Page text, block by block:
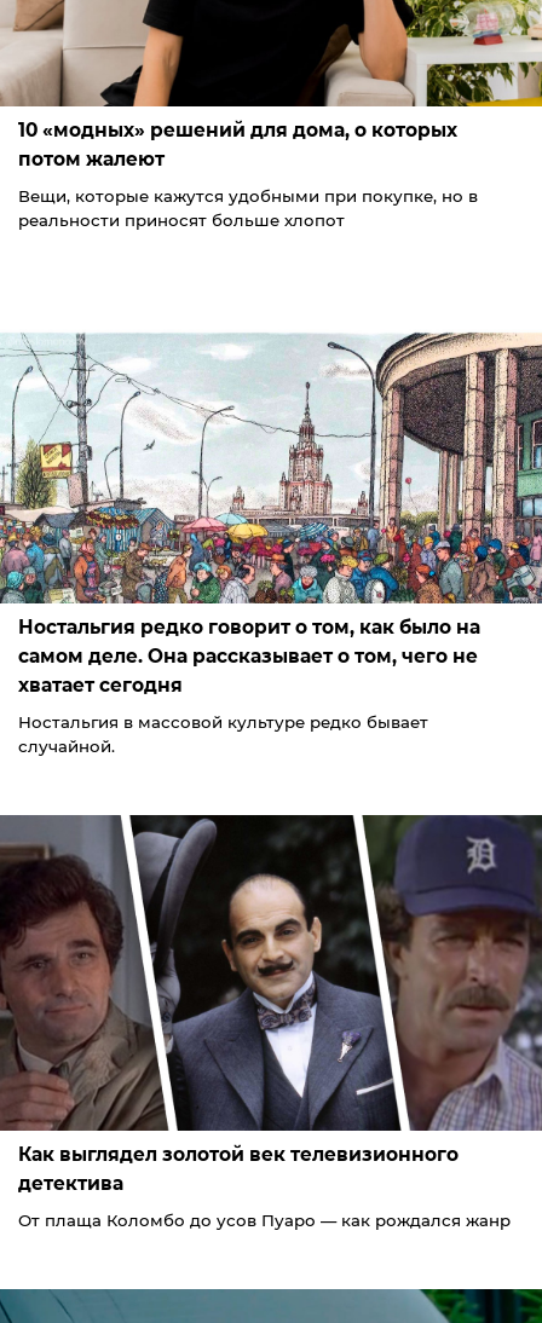
10 «модных» решений для дома, о которых
потом жалеют
Вещи, которые кажутся удобными при покупке, но в
реальности приносят больше хлопот
Ностальгия редко говорит о том, как было на
самом деле. Она рассказывает о том, чего не
хватает сегодня
Ностальгия в массовой культуре редко бывает
случайной.
Как выглядел золотой век телевизионного
детектива
От плаща Коломбо до усов Пуаро — как рождался жанр